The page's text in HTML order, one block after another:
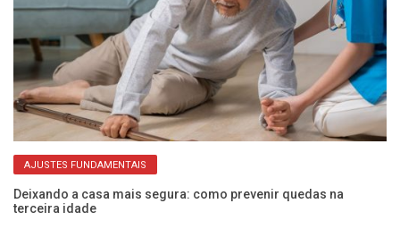
AJUSTES FUNDAMENTAIS
Deixando a casa mais segura: como prevenir quedas na
terceira idade